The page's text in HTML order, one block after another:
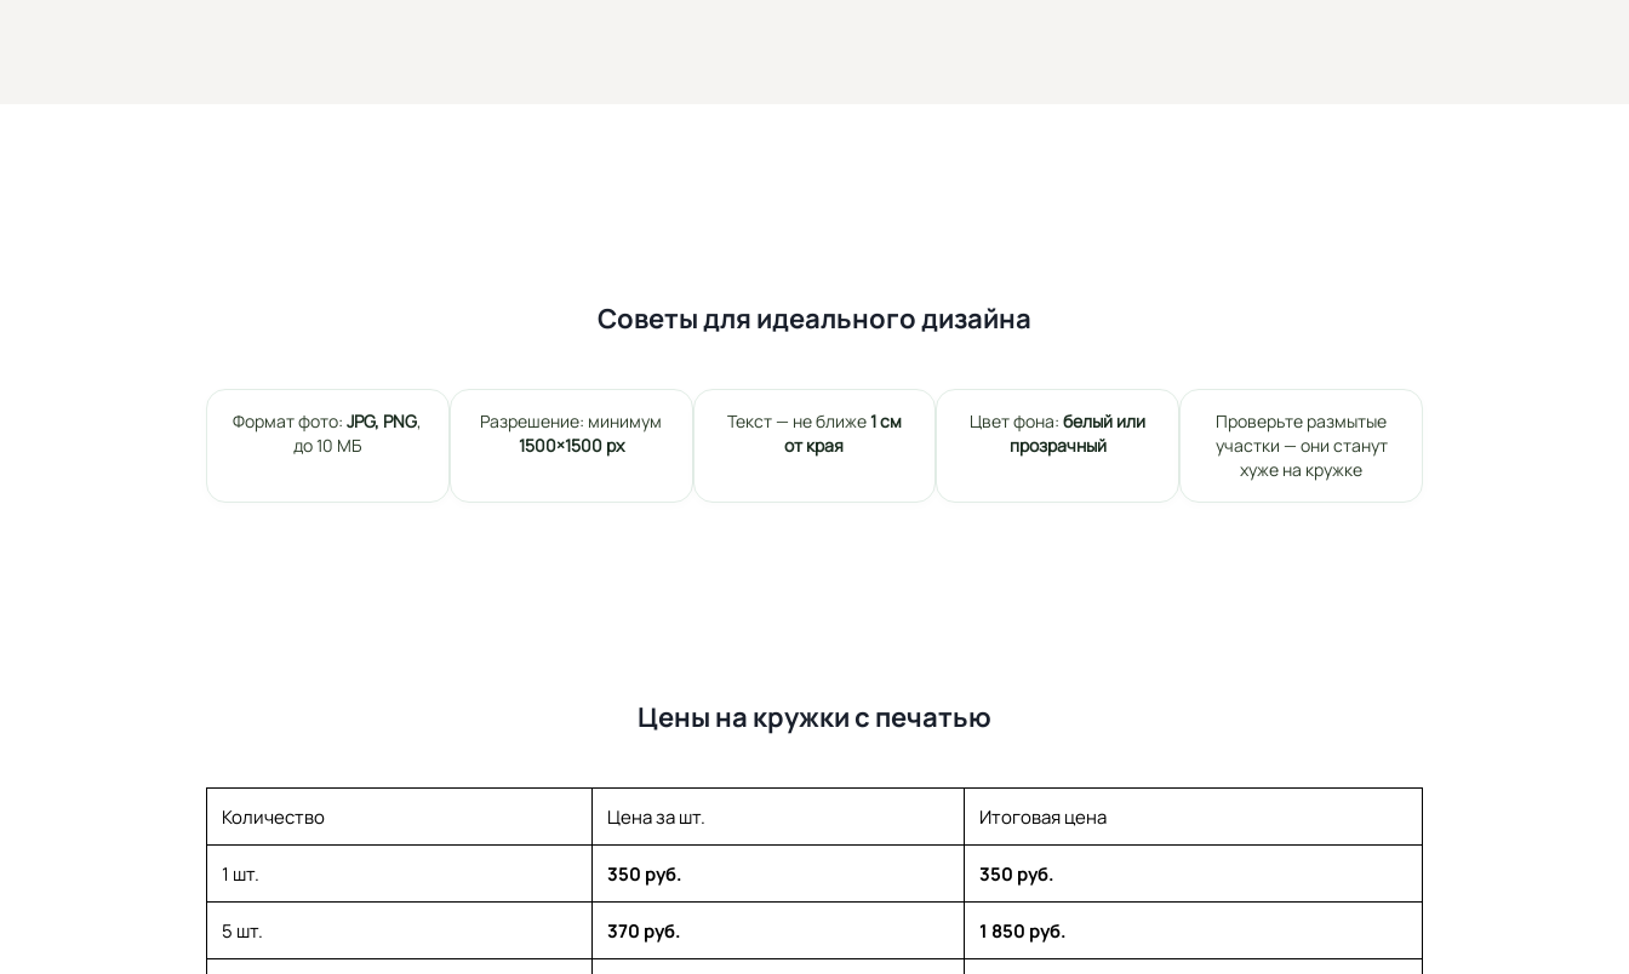
Советы для идеального дизайна
Формат фото:JPG, PNG,
до 10 МБ
Разрешение: минимум
1500×1500 px
Текст — не ближе1 см
от края
Цвет фона:белый или
прозрачный
Проверьте размытые
участки — они станут
хуже на кружке
Цены на кружки с печатью
Количество Цена за шт. Итоговая цена
1 шт. 350 руб. 350 руб.
5 шт. 370 руб. 1 850 руб.